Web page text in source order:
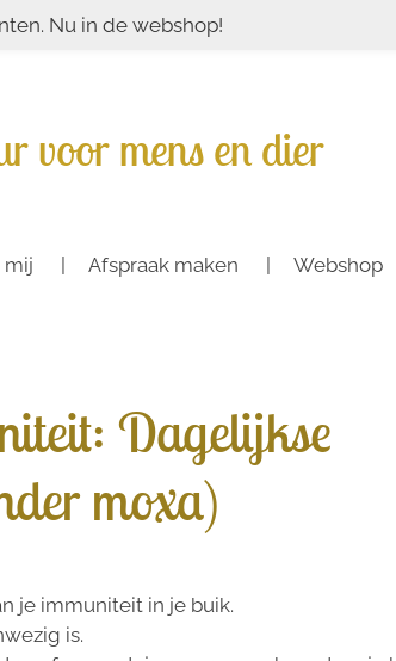
Nu in de webshop!
voor mens en dier
mij Afspraak maken Webshop
Dagelijkse
moxa)
je immuniteit in je buik.
is.